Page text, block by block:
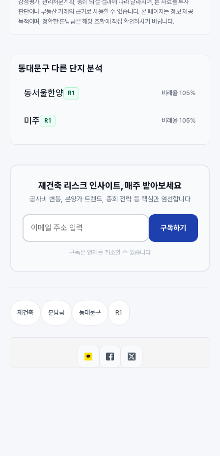
감정평가, 관리처분계획, 총회 의결 결과에 따라 달라지며, 본 자료를 투자
판단이나 부동산 거래의 근거로 사용할 수 없습니다. 본 페이지는 정보 제공
목적이며, 정확한 분담금은 해당 조합에 직접 확인하시기 바랍니다.
동대문구 다른 단지 분석
동서울한양 R1 비례율 105%
미주 R1 비례율 105%
재건축 리스크 인사이트, 매주 받아보세요
공사비 변동, 분양가 트렌드, 총회 전략 등 핵심만 엄선합니다
구독하기
구독은 언제든 취소할 수 있습니다
재건축 분담금 동대문구 R1